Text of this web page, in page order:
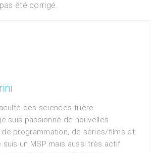
été corrigé.
des sciences filière
suis passionné de nouvelles
programmation, de séries/films et
un MSP mais aussi très actif